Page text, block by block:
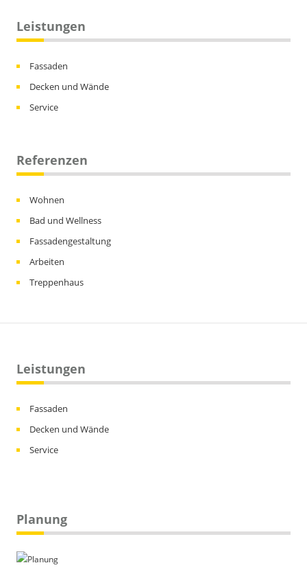
Leistungen
Fassaden
Decken und Wände
Service
Referenzen
Wohnen
Bad und Wellness
Fassadengestaltung
Arbeiten
Treppenhaus
Leistungen
Fassaden
Decken und Wände
Service
Planung